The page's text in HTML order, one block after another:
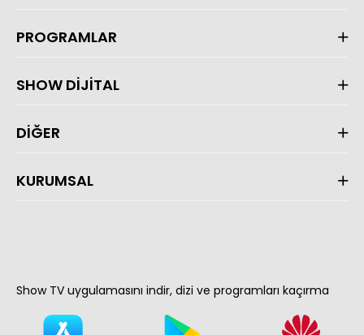
PROGRAMLAR
SHOW DİJİTAL
DİĞER
KURUMSAL
Show TV uygulamasını indir, dizi ve programları kaçırma